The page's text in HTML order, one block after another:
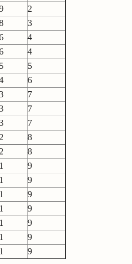
2
3
4
4
5
5
6
7
7
7
2
8
2
8
1
9
1
9
1
9
1
9
1
9
1
9
1 9